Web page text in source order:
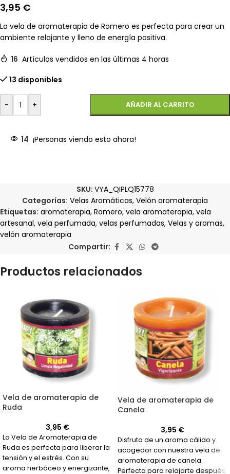
3,95 €
La vela de aromaterapia de Romero es perfecta para crear un
ambiente relajante y lleno de energía positiva.
16 Artículos vendidos en las últimas 4 horas
13 disponibles
- + AÑADIR AL CARRITO
14 ¡Personas viendo esto ahora!
SKU: VYA_QIPLQ15778
Categorías: Velas Aromáticas, Velón aromaterapia
Etiquetas: aromaterapia, Romero, vela aromaterapia, vela
artesanal, vela perfumada, velas perfumadas, Velas y aromas,
velón aromaterapia
Compartir:
Productos relacionados
Vela de aromaterapia de
Ruda
3,95 €
La Vela de Aromaterapia de
Ruda es perfecta para liberar la
tensión y el estrés. Con su
aroma herbáceo y energizante,
Vela de aromaterapia de
Canela
3,95 €
Disfruta de un aroma cálido y
acogedor con nuestra vela de
aromaterapia de canela.
Perfecta para relajarte después